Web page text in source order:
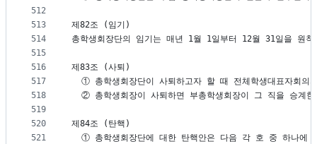
512
513
514
515
516
517
518
519
520
521
제82조 (임기)
총학생회장단의 임기는 매년 1월 1일부터 12월 31일을 원
제83조 (사퇴)
① 총학생회장단이 사퇴하고자 할 때 전체학생대표자회의
② 총학생회장이 사퇴하면 부총학생회장이 그 직을 승계한
제84조 (탄핵)
① 총학생회장단에 대한 탄핵안은 다음 각 호 중 하나에